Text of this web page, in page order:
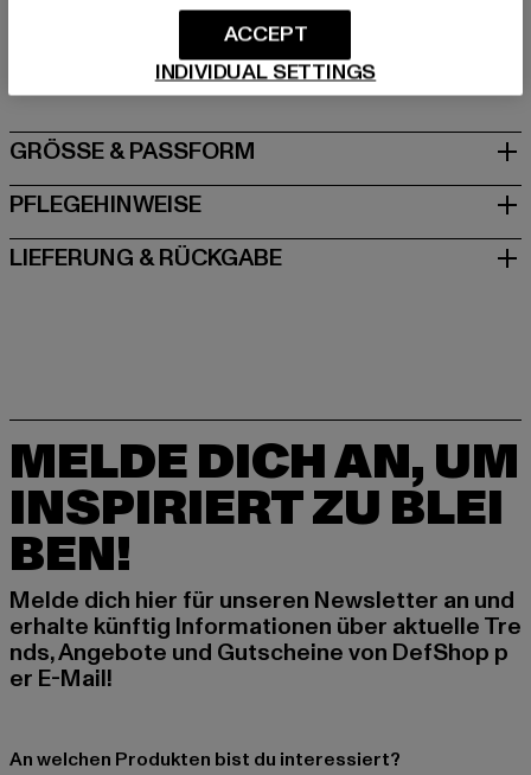
Hersteller: 2Y Premium GmbH | info@2y-studios.com
Hollefeldstraße 16 | 48282 Emsdetten | DE
GRÖSSE & PASSFORM
PFLEGEHINWEISE
LIEFERUNG & RÜCKGABE
MELDE DICH AN, UM
INSPIRIERT ZU BLEI
BEN!
Melde dich hier für unseren Newsletter an und
erhalte künftig Informationen über aktuelle Tre
nds, Angebote und Gutscheine von DefShop p
er E-Mail!
An welchen Produkten bist du interessiert?
INDIVIDUAL SETTINGS
ACCEPT